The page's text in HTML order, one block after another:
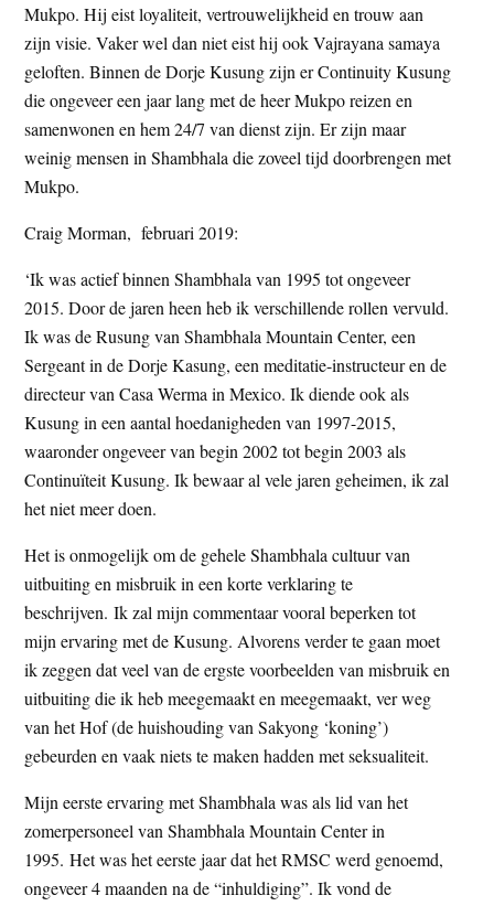
Mukpo. Hij eist loyaliteit, vertrouwelijkheid en trouw aan
zijn visie. Vaker wel dan niet eist hij ook Vajrayana samaya
geloften. Binnen de Dorje Kusung zijn er Continuity Kusung
die ongeveer een jaar lang met de heer Mukpo reizen en
samenwonen en hem 24/7 van dienst zijn. Er zijn maar
weinig mensen in Shambhala die zoveel tijd doorbrengen met
Mukpo.
Craig Morman, februari 2019:
‘Ik was actief binnen Shambhala van 1995 tot ongeveer
2015. Door de jaren heen heb ik verschillende rollen vervuld.
Ik was de Rusung van Shambhala Mountain Center, een
Sergeant in de Dorje Kasung, een meditatie-instructeur en de
directeur van Casa Werma in Mexico. Ik diende ook als
Kusung in een aantal hoedanigheden van 1997-2015,
waaronder ongeveer van begin 2002 tot begin 2003 als
Continuïteit Kusung. Ik bewaar al vele jaren geheimen, ik zal
het niet meer doen.
Het is onmogelijk om de gehele Shambhala cultuur van
uitbuiting en misbruik in een korte verklaring te
beschrijven. Ik zal mijn commentaar vooral beperken tot
mijn ervaring met de Kusung. Alvorens verder te gaan moet
ik zeggen dat veel van de ergste voorbeelden van misbruik en
uitbuiting die ik heb meegemaakt en meegemaakt, ver weg
van het Hof (de huishouding van Sakyong ‘koning’)
gebeurden en vaak niets te maken hadden met seksualiteit.
Mijn eerste ervaring met Shambhala was als lid van het
zomerpersoneel van Shambhala Mountain Center in
1995. Het was het eerste jaar dat het RMSC werd genoemd,
ongeveer 4 maanden na de “inhuldiging”. Ik vond de